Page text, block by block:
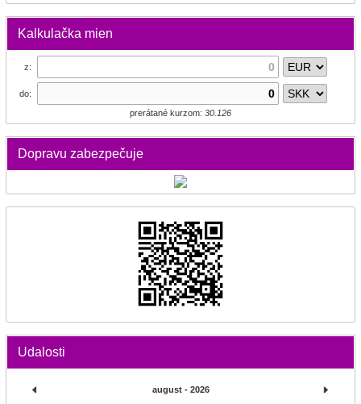
Kalkulačka mien
z:
do:
prerátané kurzom: 30.126
Dopravu zabezpečuje
Udalosti
august - 2026